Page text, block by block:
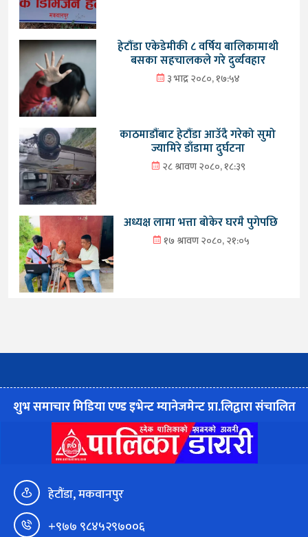
हेटौंडा एकेडेमीकी ८ वर्षिय बालिकामाथी
बसका सहचालकले गरे दुर्व्यवहार
३ भाद्र २०८०, १७:५४
काठमाडौंबाट हेटौंडा आउँदै गरेको सुमो
ज्यामिरे डाँडामा दुर्घटना
२८ श्रावण २०८०, १८:३९
अध्यक्ष लामा भत्ता बोकेर घरमै पुगेपछि
१७ श्रावण २०८०, २१:०५
शुभ समाचार मिडिया एण्ड इभेन्ट म्यानेजमेन्ट प्रा.लिद्वारा संचालित
हेटौंडा, मकवानपुर
+९७७ ९८४५२९७००६